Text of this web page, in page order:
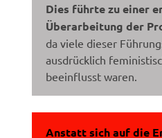
Dies führte zu einer
Überarbeitung der
da viele dieser
ausdrücklich
beeinflusst waren.
Anstatt sich auf die